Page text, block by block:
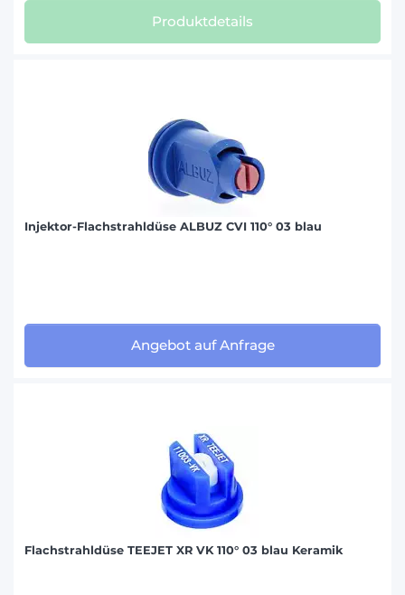
Produktdetails
Injektor-Flachstrahldüse ALBUZ CVI 110° 03 blau
Angebot auf Anfrage
Flachstrahldüse TEEJET XR VK 110° 03 blau Keramik